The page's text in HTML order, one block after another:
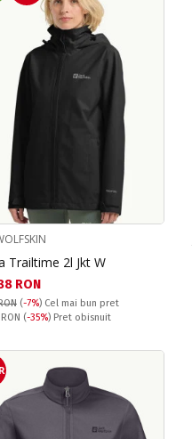
Trailtime 2l Jkt W
цена:
RON
(-7%) Cel mai bun pret
(-35%) Pret obisnuit